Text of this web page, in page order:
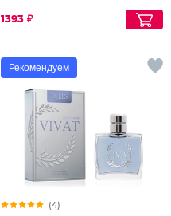
1393 ₽
Рекомендуем
(4)